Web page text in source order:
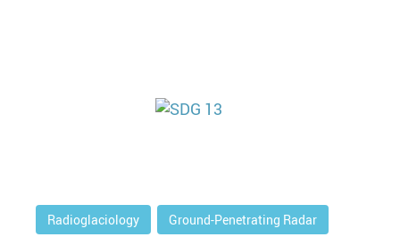
Radioglaciology Ground-Penetrating Radar